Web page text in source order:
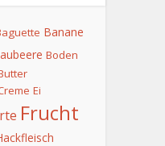
Banane
Boden
Ei
Frucht